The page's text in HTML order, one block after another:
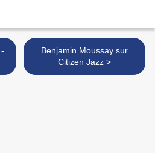
Benjamin Moussay sur
Citizen Jazz >